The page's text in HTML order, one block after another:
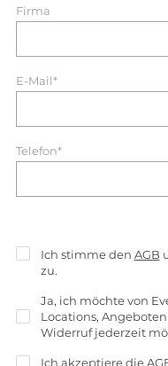
Firma
E-Mail*
Telefon*
Ich stimme den AGB
zu.
Ja, ich möchte von
Locations,
Widerruf jederzeit
Ich akzeptiere die